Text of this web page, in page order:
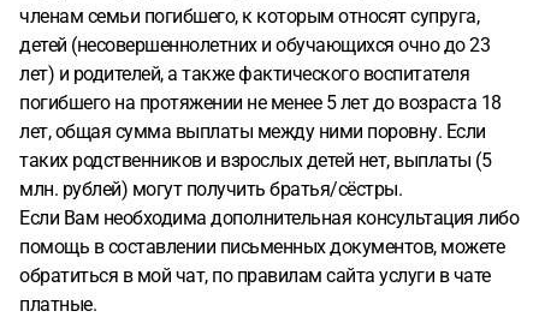
членам семьи погибшего, к которым относят супруга,
детей (несовершеннолетних и обучающихся очно до 23
лет) и родителей, а также фактического воспитателя
погибшего на протяжении не менее 5 лет до возраста 18
лет, общая сумма выплаты между ними поровну. Если
таких родственников и взрослых детей нет, выплаты (5
млн. рублей) могут получить братья/сёстры.
Если Вам необходима дополнительная консультация либо
помощь в составлении письменных документов, можете
обратиться в мой чат, по правилам сайта услуги в чате
платные.